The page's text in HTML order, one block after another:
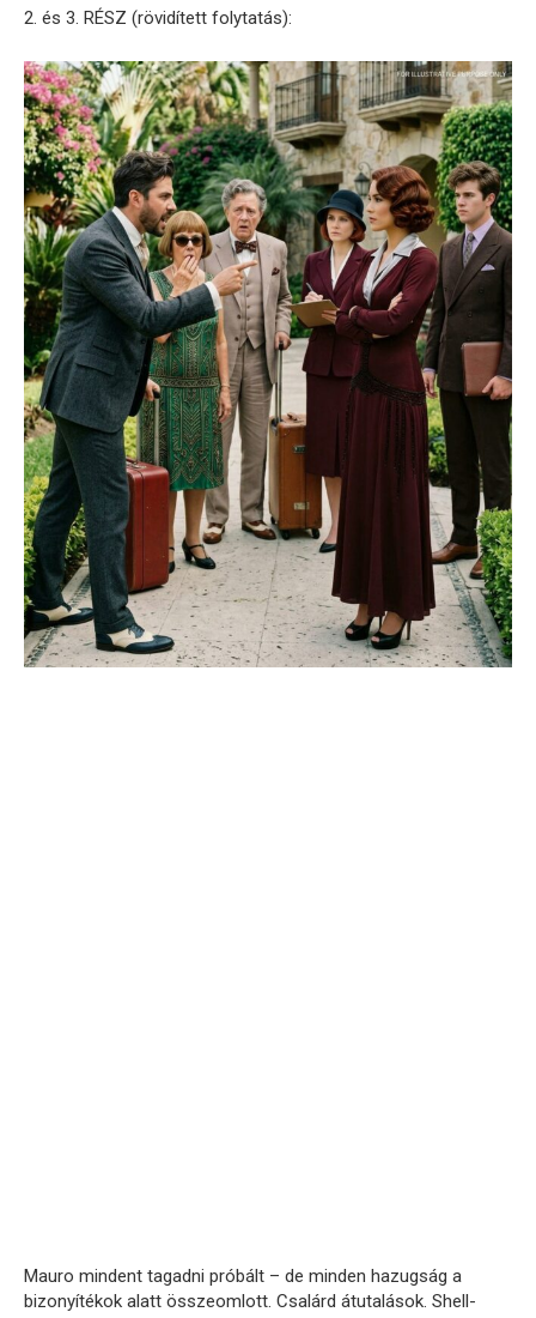
2. és 3. RÉSZ (rövidített folytatás):
Mauro mindent tagadni próbált – de minden hazugság a
bizonyítékok alatt összeomlott. Csalárd átutalások. Shell-